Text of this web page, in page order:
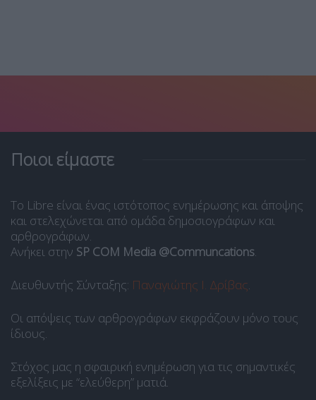
Ποιοι είμαστε
Το Libre είναι ένας ιστότοπος ενημέρωσης και άποψης
και στελεχώνεται από ομάδα δημοσιογράφων και
αρθρογράφων.
Ανήκει στην SP COM Media @Communcations.
Διευθυντής Σύνταξης: Παναγιώτης Ι. Δρίβας.
Οι απόψεις των αρθρογράφων εκφράζουν μόνο τους
ίδιους.
Στόχος μας η σφαιρική ενημέρωση για τις σημαντικές
εξελίξεις με “ελεύθερη” ματιά.